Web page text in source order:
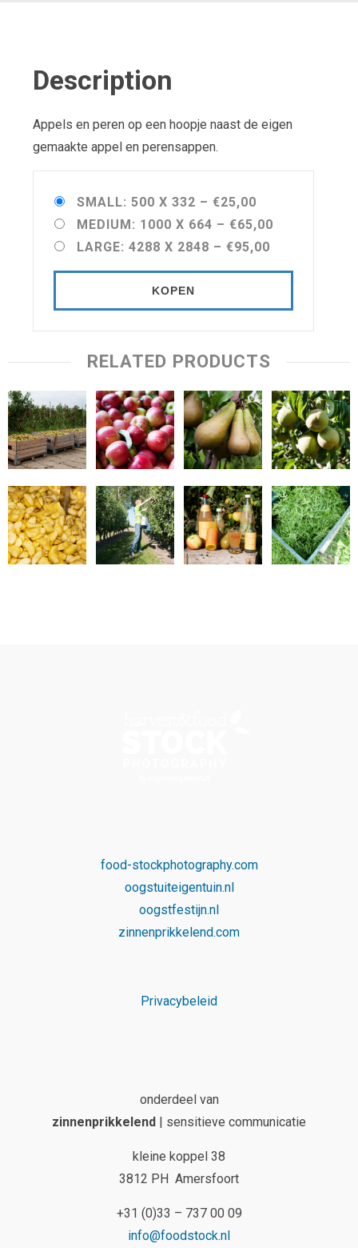
Description
Appels en peren op een hoopje naast de eigen
gemaakte appel en perensappen.
SMALL: 500 X 332 – €25,00
MEDIUM: 1000 X 664 – €65,00
LARGE: 4288 X 2848 – €95,00
KOPEN
RELATED PRODUCTS
food-stockphotography.com
oogstuiteigentuin.nl
oogstfestijn.nl
zinnenprikkelend.com
Privacybeleid
onderdeel van
zinnenprikkelend
| sensitieve communicatie
kleine koppel 38
3812 PH Amersfoort
+31 (0)33 – 737 00 09
info@foodstock.nl